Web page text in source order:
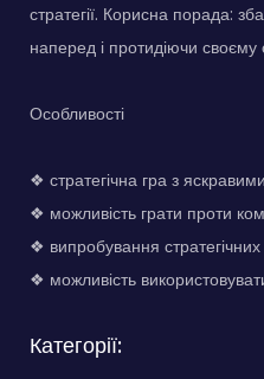
стратегії. Корисна порада:
наперед і протидіючи своєму
Особливості
❖ стратегічна гра з
❖ можливість грати проти
❖ випробування
❖ можливість
Категорії: